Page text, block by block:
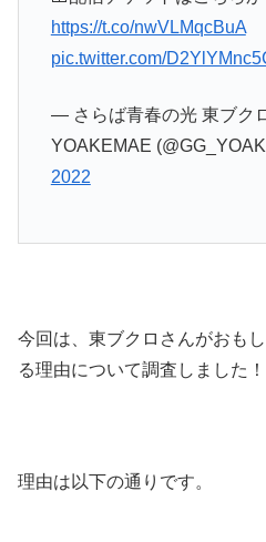
https://t.co/nwVLMqcBuA
pic.twitter.com/
— さらば青春の光 東ブク
YOAKEMAE
2022
今回は、東ブクロさんがおも
る理由について調査しました！
理由は以下の通りです。